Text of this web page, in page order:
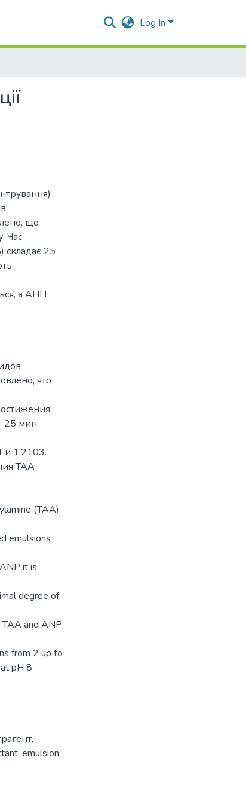
Log In
що
Час
складає 25
а АНП
что
25 мин.
и 1,2103.
ТАА
(TAA)
emulsions
it is
degree of
and ANP
from 2 up to
pH 8
,
, emulsion,